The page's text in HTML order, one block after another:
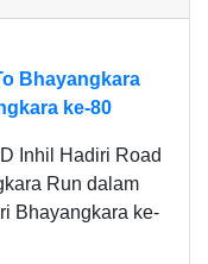
Bhayangkara
ke-80
Inhil Hadiri Road
Run dalam
Bhayangkara ke-